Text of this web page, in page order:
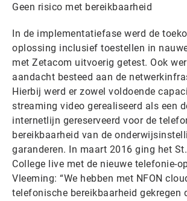
Geen risico met bereikbaarheid
In de implementatiefase werd de
oplossing inclusief toestellen in
met Zetacom uitvoerig getest. Ook
aandacht besteed aan de
Hierbij werd er zowel voldoende
streaming video gerealiseerd als een
internetlijn gereserveerd voor de
bereikbaarheid van de
garanderen. In maart 2016 ging het
College live met de nieuwe telefonie-
Vleeming: “We hebben met NFON
telefonische bereikbaarheid gekregen